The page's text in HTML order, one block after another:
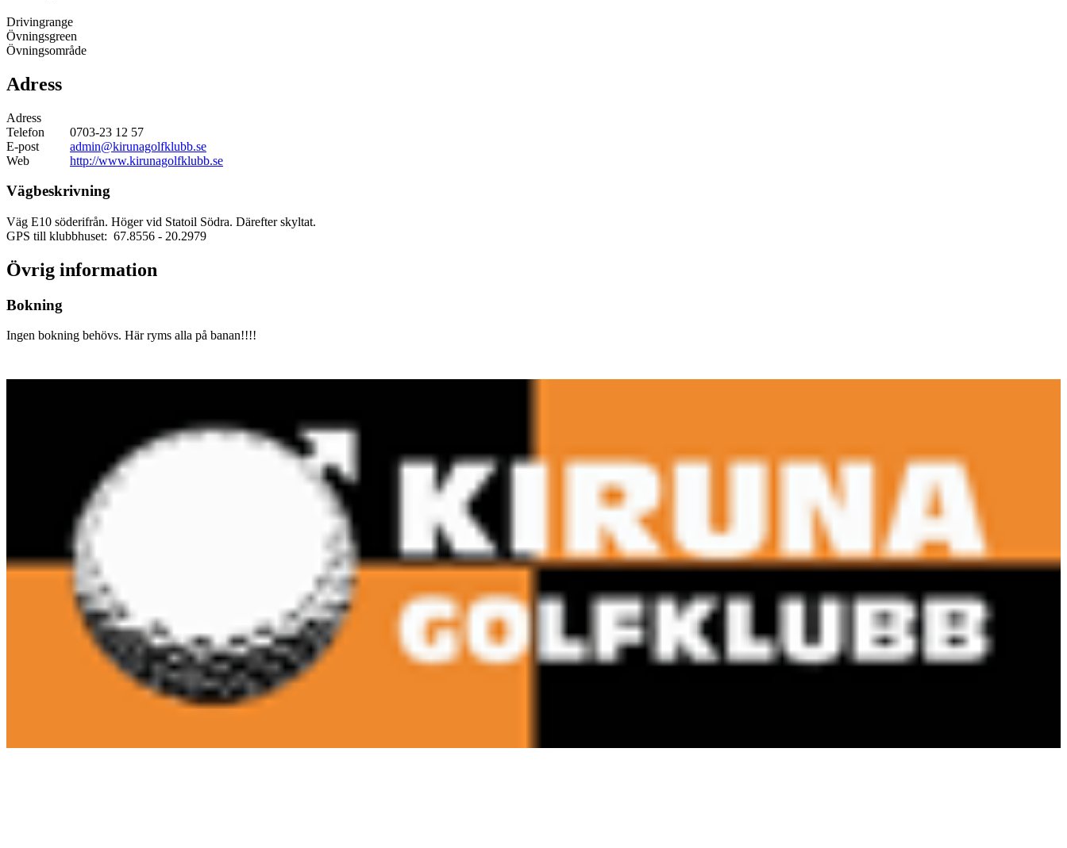
Drivingrange
Övningsgreen
Övningsområde
Adress
Adress
Telefon
0703-23 12 57
E-post
admin@kirunagolfklubb.se
Web
http://www.kirunagolfklubb.se
Vägbeskrivning
Väg E10 söderifrån. Höger vid Statoil Södra. Därefter skyltat.
GPS till klubbhuset: 67.8556 - 20.2979
Övrig information
Bokning
Ingen bokning behövs. Här ryms alla på banan!!!!